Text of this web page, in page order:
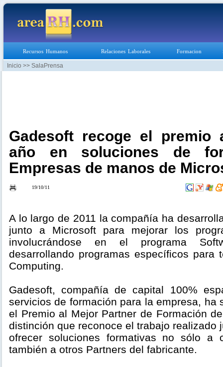
Recursos Humanos Relaciones Laborales Formacion
Inicio >> SalaPrensa
Gadesoft recoge el premio
año en soluciones de
Empresas de manos de
19/10/11
A lo largo de 2011 la compañía ha
junto a Microsoft para mejorar los
involucrándose en el programa
desarrollando programas específicos para
Computing.
Gadesoft, compañía de capital 100%
servicios de formación para la empresa, ha
el Premio al Mejor Partner de Formación
distinción que reconoce el trabajo realizado
ofrecer soluciones formativas no sólo a
también a otros Partners del fabricante.